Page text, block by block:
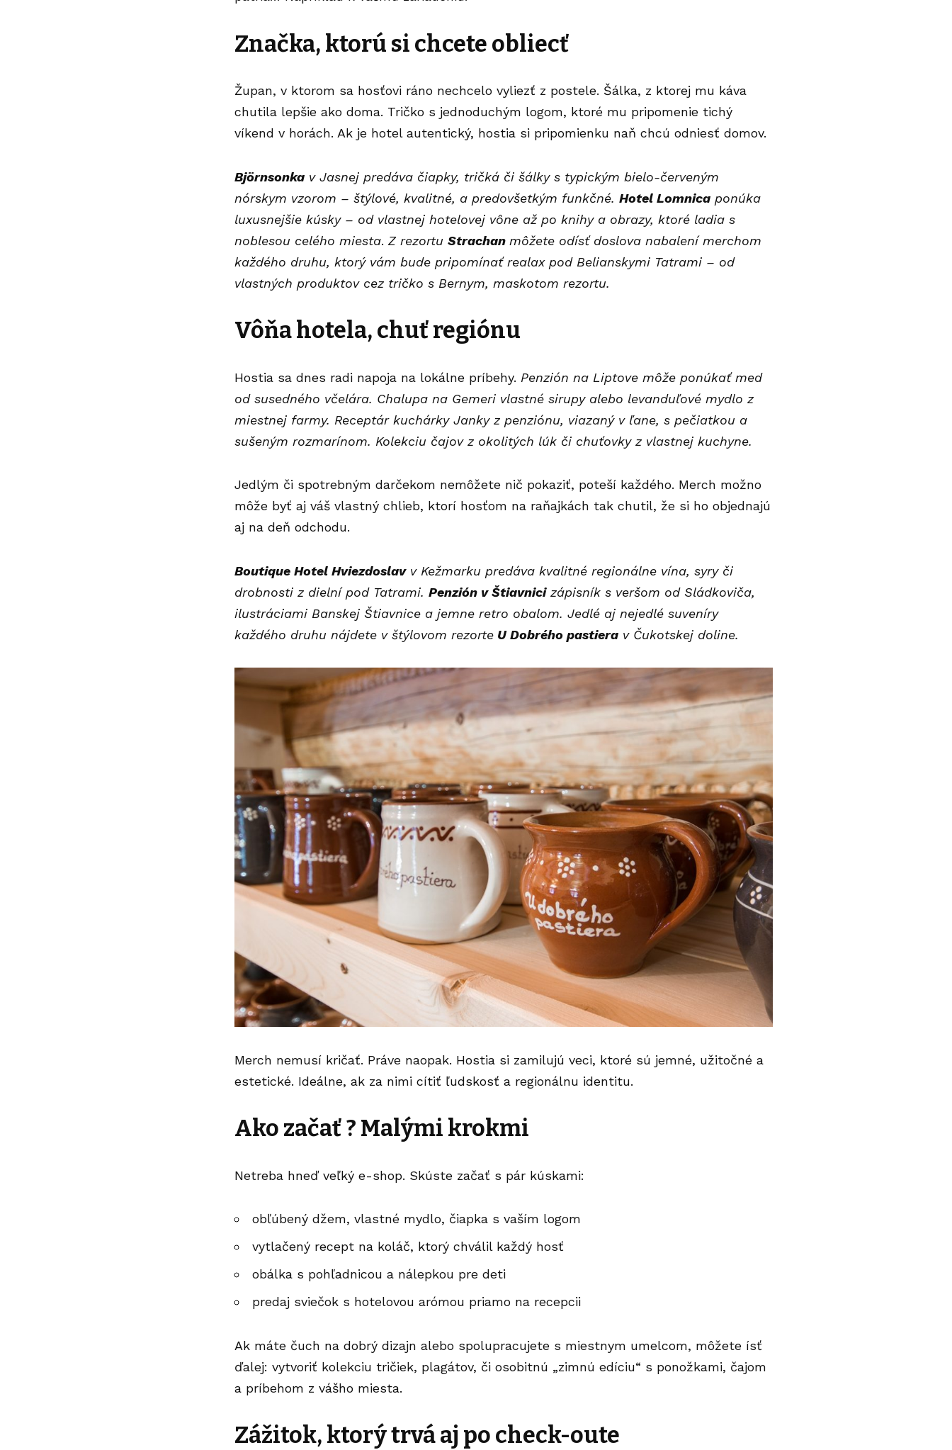
Značka, ktorú si chcete obliecť
Župan, v ktorom sa hosťovi ráno nechcelo vyliezť z postele. Šálka, z ktorej mu káva
chutila lepšie ako doma. Tričko s jednoduchým logom, ktoré mu pripomenie tichý
víkend v horách. Ak je hotel autentický, hostia si pripomienku naň chcú odniesť domov.
Björnsonka v Jasnej predáva čiapky, tričká či šálky s typickým bielo-červeným
nórskym vzorom – štýlové, kvalitné, a predovšetkým funkčné. Hotel Lomnica ponúka
luxusnejšie kúsky – od vlastnej hotelovej vône až po knihy a obrazy, ktoré ladia s
noblesou celého miesta. Z rezortu Strachan môžete odísť doslova nabalení merchom
každého druhu, ktorý vám bude pripomínať realax pod Belianskymi Tatrami – od
vlastných produktov cez tričko s Bernym, maskotom rezortu.
Vôňa hotela, chuť regiónu
Hostia sa dnes radi napoja na lokálne príbehy. Penzión na Liptove môže ponúkať med
od susedného včelára. Chalupa na Gemeri vlastné sirupy alebo levanduľové mydlo z
miestnej farmy. Receptár kuchárky Janky z penziónu, viazaný v ľane, s pečiatkou a
sušeným rozmarínom. Kolekciu čajov z okolitých lúk či chuťovky z vlastnej kuchyne.
Jedlým či spotrebným darčekom nemôžete nič pokaziť, poteší každého. Merch možno
môže byť aj váš vlastný chlieb, ktorí hosťom na raňajkách tak chutil, že si ho objednajú
aj na deň odchodu.
Boutique Hotel Hviezdoslav v Kežmarku predáva kvalitné regionálne vína, syry či
drobnosti z dielní pod Tatrami. Penzión v Štiavnicizápisník s veršom od Sládkoviča,
ilustráciami Banskej Štiavnice a jemne retro obalom. Jedlé aj nejedlé suveníry
každého druhu nájdete v štýlovom rezorte U Dobrého pastiera v Čukotskej doline.
Merch nemusí kričať. Práve naopak. Hostia si zamilujú veci, ktoré sú jemné, užitočné a
estetické. Ideálne, ak za nimi cítiť ľudskosť a regionálnu identitu.
Ako začať ? Malými krokmi
Netreba hneď veľký e-shop. Skúste začať s pár kúskami:
obľúbený džem, vlastné mydlo, čiapka s vaším logom
vytlačený recept na koláč, ktorý chválil každý hosť
obálka s pohľadnicou a nálepkou pre deti
predaj sviečok s hotelovou arómou priamo na recepcii
Ak máte čuch na dobrý dizajn alebo spolupracujete s miestnym umelcom, môžete ísť
ďalej: vytvoriť kolekciu tričiek, plagátov, či osobitnú „zimnú edíciu“ s ponožkami, čajom
a príbehom z vášho miesta.
Zážitok, ktorý trvá aj po check-oute